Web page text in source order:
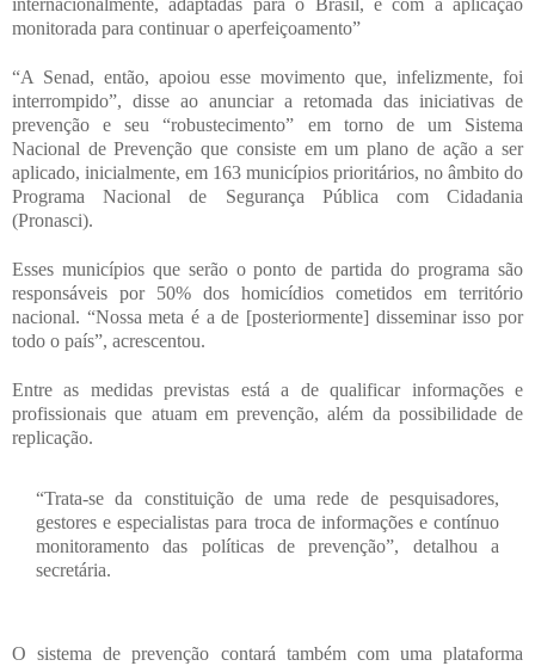
internacionalmente, adaptadas para o Brasil, e com a aplicação
monitorada para continuar o aperfeiçoamento”
“A Senad, então, apoiou esse movimento que, infelizmente, foi
interrompido”, disse ao anunciar a retomada das iniciativas de
prevenção e seu “robustecimento” em torno de um Sistema
Nacional de Prevenção que consiste em um plano de ação a ser
aplicado, inicialmente, em 163 municípios prioritários, no âmbito do
Programa Nacional de Segurança Pública com Cidadania
(Pronasci).
Esses municípios que serão o ponto de partida do programa são
responsáveis por 50% dos homicídios cometidos em território
nacional. “Nossa meta é a de [posteriormente] disseminar isso por
todo o país”, acrescentou.
Entre as medidas previstas está a de qualificar informações e
profissionais que atuam em prevenção, além da possibilidade de
replicação.
“Trata-se da constituição de uma rede de pesquisadores,
gestores e especialistas para troca de informações e contínuo
monitoramento das políticas de prevenção”, detalhou a
secretária.
O sistema de prevenção contará também com uma plataforma